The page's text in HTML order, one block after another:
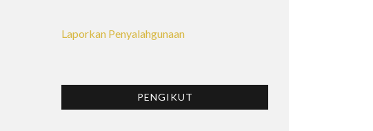
Laporkan Penyalahgunaan
PENGIKUT